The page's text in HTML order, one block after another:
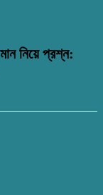
নিয়ে প্রশ্ন: